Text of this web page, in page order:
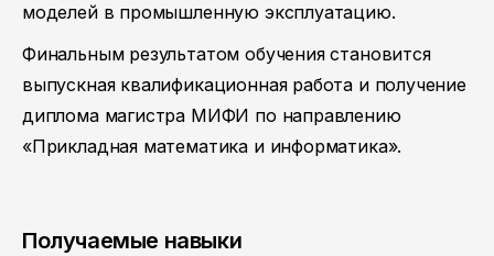
моделей в промышленную эксплуатацию.
Финальным результатом обучения становится
выпускная квалификационная работа и получение
диплома магистра МИФИ по направлению
«Прикладная математика и информатика».
Получаемые навыки